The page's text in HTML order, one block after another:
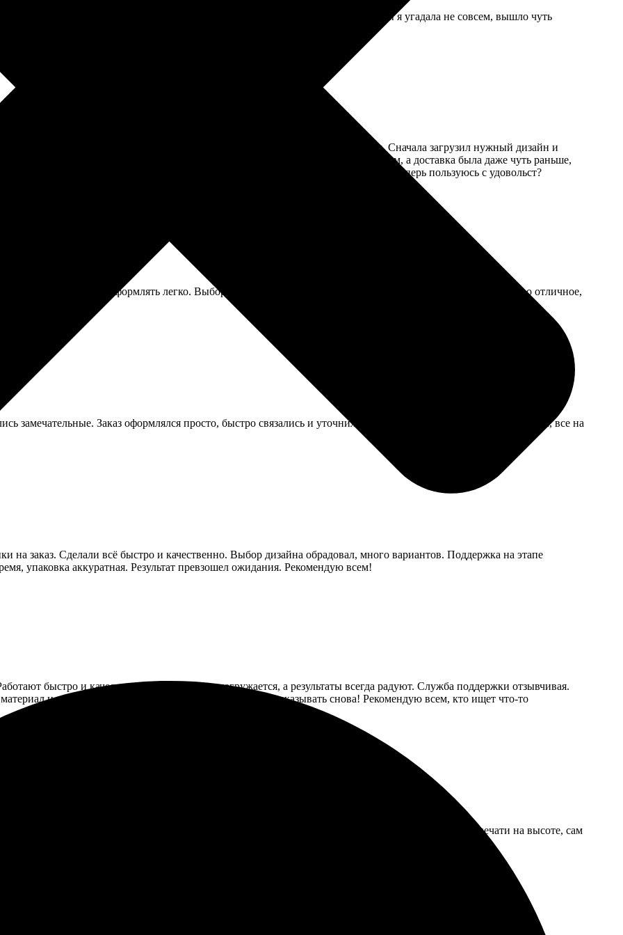
Рисунок не выцвел после множества стирок, ткань нормальная. Но размеры я угадала не совсем, вышло чуть
Процесс оформления заказа оказался очень простым и интуитивно понятным. Сначала загрузил нужный дизайн и
просмотр, что было, на самом деле, очень удобно. Оплата прошла без проблем, а доставка была даже чуть раньше,
отличного качества. Удивило, что цвета получились яркими и насыщенными. Теперь пользуюсь с удовольст?
Долго не искала, оформлять легко. Выбор дизайна впечатлил. Доставили быстро, все в порядке. Качество отличное,
замечательные. Заказ оформлялся просто, быстро связались и уточнили детали. Результатом осталась довольна, все на
на заказ. Сделали всё быстро и качественно. Выбор дизайна обрадовал, много вариантов. Поддержка на этапе
упаковка аккуратная. Результат превзошел ожидания. Рекомендую всем!
быстро и качественно. Дизайн легко загружается, а результаты всегда радуют. Служба поддержки отзывчивая.
и печать — выглядит супер! Определенно буду заказывать снова! Рекомендую всем, кто ищет что-то
прост и интуитивно понятен. Загрузил свои изображения, легко настроил параметры. Качество печати на высоте, сам
получил все вовремя. Все в полном порядке, рекомендую!